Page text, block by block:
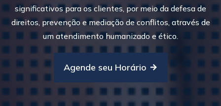
significativos para os clientes, por meio da defesa de
direitos, prevenção e mediação de conflitos, através de
um atendimento humanizado e ético.
Agende seu Horário